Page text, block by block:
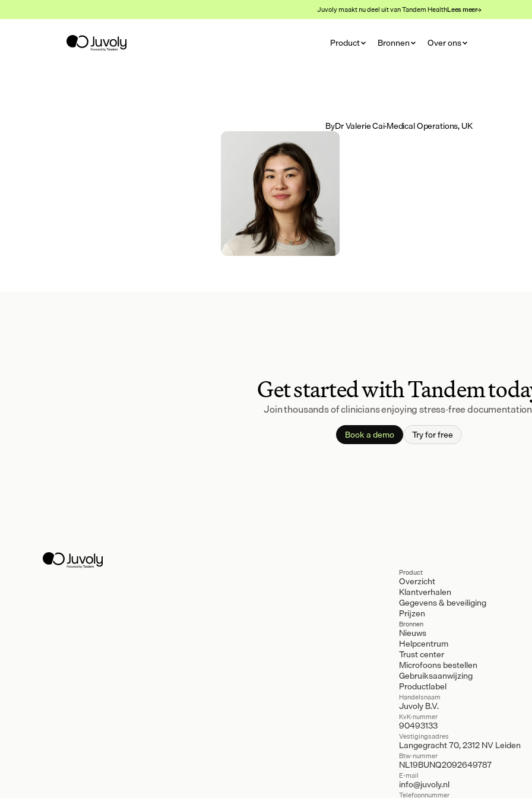
Juvoly maakt nu deel uit van Tandem HealthLees meer
Product Bronnen Over ons
ByDr Valerie Cai·Medical Operations, UK
Get started with Tandem
Join thousands of clinicians enjoying stress-free
Book a demo Try for free
Product
Overzicht
Klantverhalen
Gegevens & beveiliging
Prijzen
Bronnen
Nieuws
Helpcentrum
Trust center
Microfoons bestellen
Gebruiksaanwijzing
Productlabel
Handelsnaam
Juvoly B.V.
KvK-nummer
90493133
Vestigingsadres
Langegracht 70, 2312 NV Leiden
Btw-nummer
NL19BUNQ2092649787
E-mail
info@juvoly.nl
Telefoonnummer